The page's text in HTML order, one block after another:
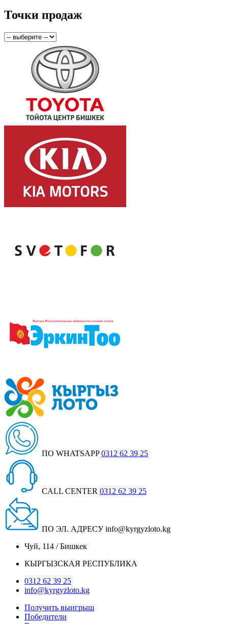
Точки продаж
ПО WHATSAPP 0312 62 39 25
CALL CENTER 0312 62 39 25
ПО ЭЛ. АДРЕСУ info@kyrgyzloto.kg
Чуй, 114 / Бишкек
КЫРГЫЗСКАЯ РЕСПУБЛИКА
0312 62 39 25
info@kyrgyzloto.kg
Получить выигрыш
Победители